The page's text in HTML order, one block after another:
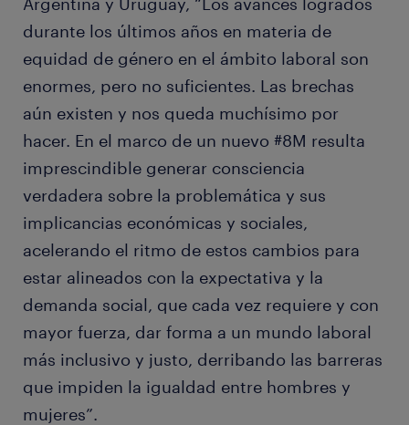
durante los últimos años en materia de
equidad de género en el ámbito laboral son
enormes, pero no suficientes. Las brechas
aún existen y nos queda muchísimo por
hacer. En el marco de un nuevo #8M resulta
imprescindible generar consciencia
verdadera sobre la problemática y sus
implicancias económicas y sociales,
acelerando el ritmo de estos cambios para
estar alineados con la expectativa y la
demanda social, que cada vez requiere y con
mayor fuerza, dar forma a un mundo laboral
más inclusivo y justo, derribando las barreras
que impiden la igualdad entre hombres y
mujeres”.